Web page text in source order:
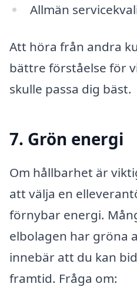
Allmän
Att höra från andra
bättre förståelse för
skulle passa dig bäst.
7. Grön energi
Om hållbarhet är
att välja en
förnybar energi.
elbolagen har gröna
innebär att du kan
framtid. Fråga om: